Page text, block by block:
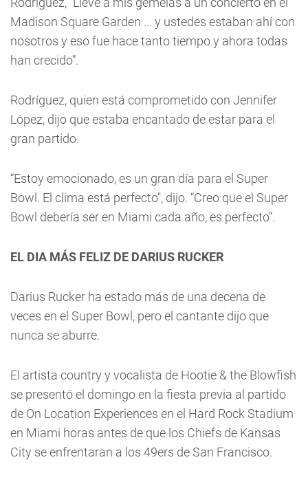
Madison Square Garden ... y ustedes estaban ahí con
nosotros y eso fue hace tanto tiempo y ahora todas
han crecido”.
Rodríguez, quien está comprometido con Jennifer
López, dijo que estaba encantado de estar para el
gran partido.
“Estoy emocionado, es un gran día para el Super
Bowl. El clima está perfecto", dijo. “Creo que el Super
Bowl debería ser en Miami cada año, es perfecto”.
EL DIA MÁS FELIZ DE DARIUS RUCKER
Darius Rucker ha estado más de una decena de
veces en el Super Bowl, pero el cantante dijo que
nunca se aburre.
El artista country y vocalista de Hootie & the Blowfish
se presentó el domingo en la fiesta previa al partido
de On Location Experiences en el Hard Rock Stadium
en Miami horas antes de que los Chiefs de Kansas
City se enfrentaran a los 49ers de San Francisco.